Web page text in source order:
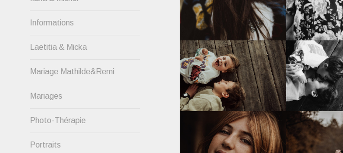
Informations
Laetitia & Micka
Mariage Mathilde&Remi
Mariages
Photo-Thérapie
Portraits